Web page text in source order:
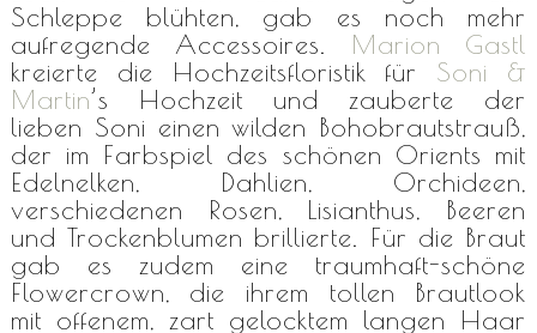
Schleppe blühten, gab es noch mehr
aufregende Accessoires. Marion Gastl
kreierte die Hochzeitsfloristik für Soni &
Martin’s Hochzeit und zauberte der
lieben Soni einen wilden Bohobrautstrauß,
der im Farbspiel des schönen Orients mit
Edelnelken, Dahlien, Orchideen,
verschiedenen Rosen, Lisianthus, Beeren
und Trockenblumen brillierte. Für die Braut
gab es zudem eine traumhaft-schöne
Flowercrown, die ihrem tollen Brautlook
mit offenem, zart gelocktem langen Haar